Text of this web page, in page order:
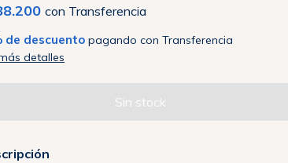
con Transferencia
de descuento pagando con Transferencia
detalles